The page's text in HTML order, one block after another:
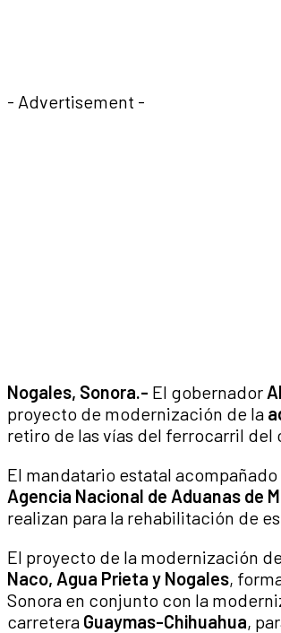
- Advertisement -
Nogales, Sonora.- El gobernador
proyecto de modernización de la
retiro de las vías del ferrocarril del
El mandatario estatal
Agencia Nacional de Aduanas de
realizan para la rehabilitación de
El proyecto de la modernización
Naco, Agua Prieta y Nogales,
Sonora en conjunto con la
carretera Guaymas-Chihuahua,